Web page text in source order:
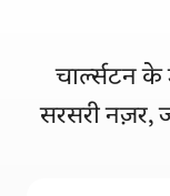
चार्ल्सटन
सरसरी नज़र,